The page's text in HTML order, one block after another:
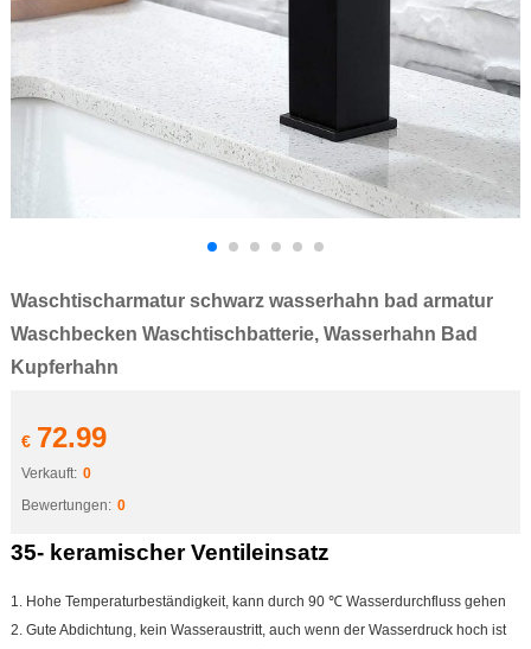
Waschtischarmatur schwarz wasserhahn bad armatur
Waschbecken Waschtischbatterie, Wasserhahn Bad
Kupferhahn
€ 72.99
Verkauft: 0
Bewertungen: 0
35- keramischer Ventileinsatz
1. Hohe Temperaturbeständigkeit, kann durch 90 ℃ Wasserdurchfluss gehen
2. Gute Abdichtung, kein Wasseraustritt, auch wenn der Wasserdruck hoch ist